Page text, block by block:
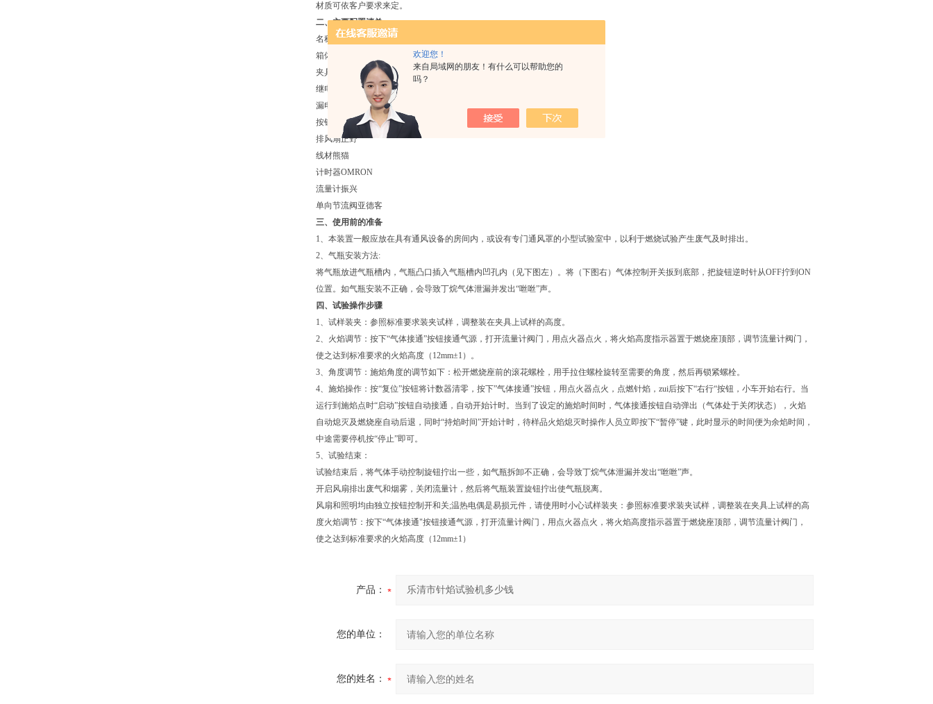
欢迎您！
来自局域网的朋友！有什么可以帮助您的
吗？
材质可依客户要求来定。
二、主要配置清单
名称厂家
箱体镜面不锈钢。无焊点工艺
夹具自制
继电器及底座正泰
漏电保护器正泰
按钮ONPOW
排风扇正野
线材熊猫
计时器OMRON
流量计振兴
单向节流阀亚德客
三、使用前的准备
1、本装置一般应放在具有通风设备的房间内，或设有专门通风罩的小型试验室中，以利于燃烧试验产生废气及时排出。
2、气瓶安装方法:
将气瓶放进气瓶槽内，气瓶凸口插入气瓶槽内凹孔内（见下图左）。将（下图右）气体控制开关扳到底部，把旋钮逆时针从OFF拧到ON
位置。如气瓶安装不正确，会导致丁烷气体泄漏并发出“咝咝”声。
四、试验操作步骤
1、试样装夹：参照标准要求装夹试样，调整装在夹具上试样的高度。
2、火焰调节：按下“气体接通”按钮接通气源，打开流量计阀门，用点火器点火，将火焰高度指示器置于燃烧座顶部，调节流量计阀门，
使之达到标准要求的火焰高度（12mm±1）。
3、角度调节：施焰角度的调节如下：松开燃烧座前的滚花螺栓，用手拉住螺栓旋转至需要的角度，然后再锁紧螺栓。
4、施焰操作：按“复位”按钮将计数器清零，按下”气体接通”按钮，用点火器点火，点燃针焰，zui后按下“右行“按钮，小车开始右行。当
运行到施焰点时“启动”按钮自动接通，自动开始计时。当到了设定的施焰时间时，气体接通按钮自动弹出（气体处于关闭状态），火焰
自动熄灭及燃烧座自动后退，同时“持焰时间”开始计时，待样品火焰熄灭时操作人员立即按下“暂停”键，此时显示的时间便为余焰时间，
中途需要停机按“停止”即可。
5、试验结束：
试验结束后，将气体手动控制旋钮拧出一些，如气瓶拆卸不正确，会导致丁烷气体泄漏并发出“咝咝”声。
开启风扇排出废气和烟雾，关闭流量计，然后将气瓶装置旋钮拧出使气瓶脱离。
风扇和照明均由独立按钮控制开和关;温热电偶是易损元件，请使用时小心试样装夹：参照标准要求装夹试样，调整装在夹具上试样的高
度火焰调节：按下“气体接通"按钮接通气源，打开流量计阀门，用点火器点火，将火焰高度指示器置于燃烧座顶部，调节流量计阀门，
使之达到标准要求的火焰高度（12mm±1）
产品：
您的单位：
您的姓名：